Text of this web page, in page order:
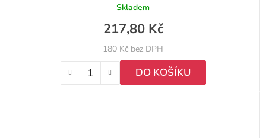
Skladem
180 Kč bez DPH
217,80 Kč
DO KOŠÍKU